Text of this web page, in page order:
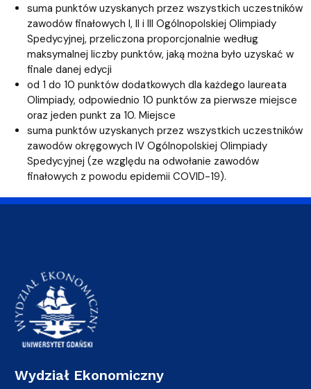
suma punktów uzyskanych przez wszystkich uczestników
zawodów finałowych I, II i III Ogólnopolskiej Olimpiady
Spedycyjnej, przeliczona proporcjonalnie według
maksymalnej liczby punktów, jaką można było uzyskać w
finale danej edycji
od 1 do 10 punktów dodatkowych dla każdego laureata
Olimpiady, odpowiednio 10 punktów za pierwsze miejsce
oraz jeden punkt za 10. Miejsce
suma punktów uzyskanych przez wszystkich uczestników
zawodów okręgowych IV Ogólnopolskiej Olimpiady
Spedycyjnej (ze względu na odwołanie zawodów
finałowych z powodu epidemii COVID-19).
Wydział Ekonomiczny